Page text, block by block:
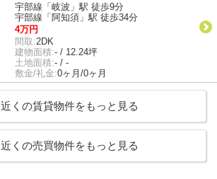
宇部線「岐波」駅 徒歩9分
宇部線「阿知須」駅 徒歩34分
4万円
間取:2DK
建物面積:- / 12.24坪
土地面積:- / -
敷金/礼金:0ヶ月/0ヶ月
近くの賃貸物件をもっと見る
近くの売買物件をもっと見る